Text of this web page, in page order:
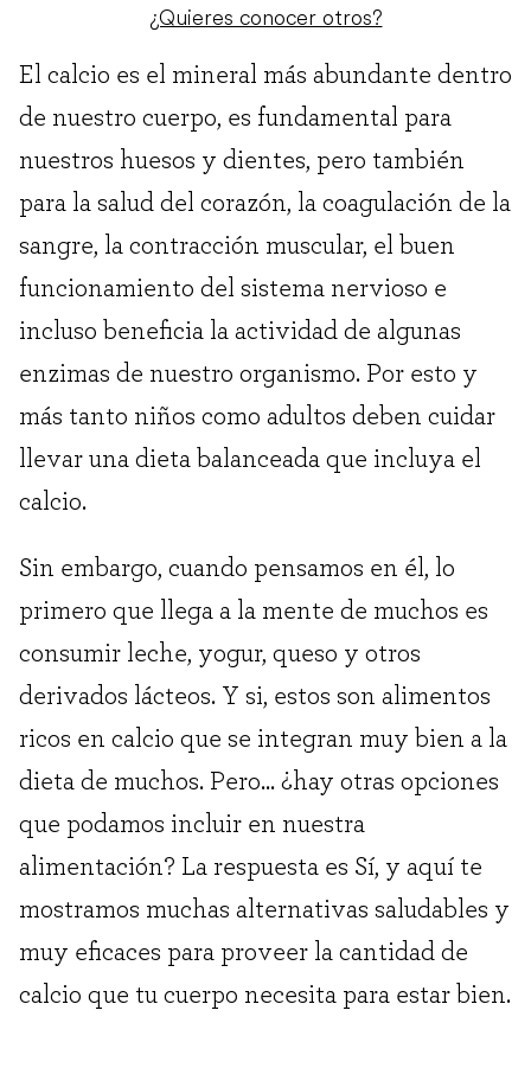
¿Quieres conocer otros?
El calcio es el mineral más abundante dentro
de nuestro cuerpo, es fundamental para
nuestros huesos y dientes, pero también
para la salud del corazón, la coagulación de la
sangre, la contracción muscular, el buen
funcionamiento del sistema nervioso e
incluso beneficia la actividad de algunas
enzimas de nuestro organismo. Por esto y
más tanto niños como adultos deben cuidar
llevar una dieta balanceada que incluya el
calcio.
Sin embargo, cuando pensamos en él, lo
primero que llega a la mente de muchos es
consumir leche, yogur, queso y otros
derivados lácteos. Y si, estos son alimentos
ricos en calcio que se integran muy bien a la
dieta de muchos. Pero… ¿hay otras opciones
que podamos incluir en nuestra
alimentación? La respuesta es Sí, y aquí te
mostramos muchas alternativas saludables y
muy eficaces para proveer la cantidad de
calcio que tu cuerpo necesita para estar bien.